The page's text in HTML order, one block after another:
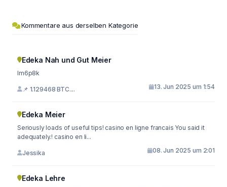
Kommentare aus derselben Kategorie
Edeka Nah und Gut Meier
lm6p8k
📌 1.129468 BTC.... 13. Jun 2025 um 1:54
Edeka Meier
Seriously loads of useful tips! casino en ligne francais You said it
adequately.! casino en li...
Jessika 08. Jun 2025 um 2:01
Edeka Lehre